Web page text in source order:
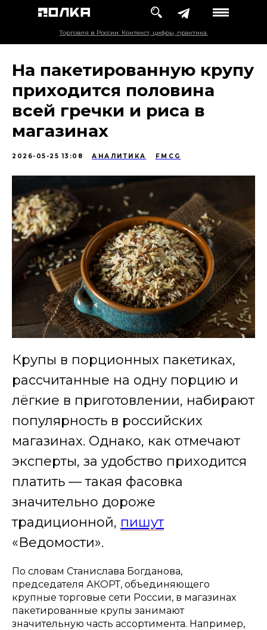
Торговля в России. Контекст, цифры, практика.
На пакетированную крупу
приходится половина
всей гречки и риса в
магазинах
2026-05-25 13:08 АНАЛИТИКА FMCG
Крупы в порционных пакетиках,
рассчитанные на одну порцию и
лёгкие в приготовлении, набирают
популярность в российских
магазинах. Однако, как отмечают
эксперты, за удобство приходится
платить — такая фасовка
значительно дороже
традиционной, пишут
«Ведомости».
По словам Станислава Богданова,
председателя АКОРТ, объединяющего
крупные торговые сети России, в магазинах
пакетированные крупы занимают
значительную часть ассортимента. Например,